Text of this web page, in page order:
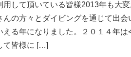
用して頂いている皆様2013年も大
んの方々とダイビングを通じて出会
える年になりました。２０１４年は
て皆様に […]